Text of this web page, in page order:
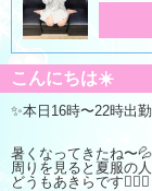
こんにちは☀️
✨本日16時〜22時出
暑くなってきたね〜💦
周りを見ると夏服の
どうもあきらです🙋‍♀️✨